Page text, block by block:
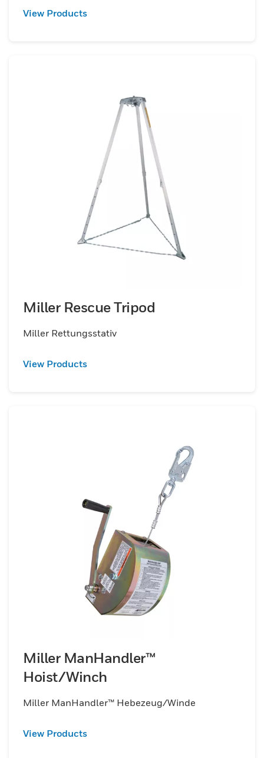
View Products
Miller Rescue Tripod
Miller Rettungsstativ
View Products
Miller ManHandler™
Hoist/Winch
Miller ManHandler™ Hebezeug/Winde
View Products